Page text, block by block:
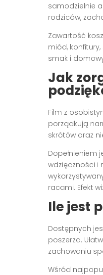
samodzielnie
rodziców,
Zawartość
miód,
smak i
Jak
Film z
porządkują
skrótów oraz
Dopełnieniem
wdzięczności i
racami. Efekt
Ile jest
Dostępnych
poszerza.
zachowaniu
Wśród